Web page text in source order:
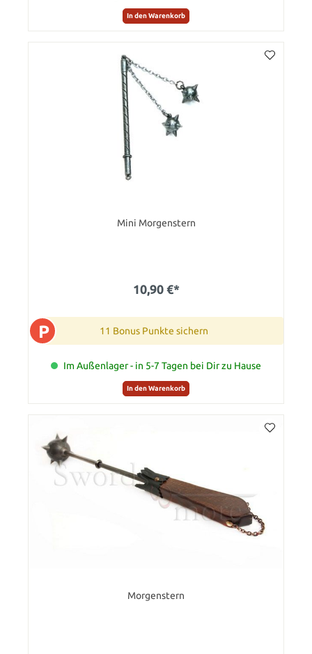
In den Warenkorb
Mini Morgenstern
10,90 €*
P 11 Bonus Punkte sichern
Im Außenlager - in 5-7 Tagen bei Dir zu Hause
In den Warenkorb
Morgenstern